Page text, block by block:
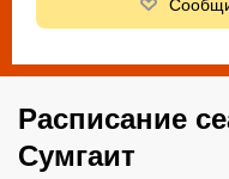
Расписание
Сумгаит